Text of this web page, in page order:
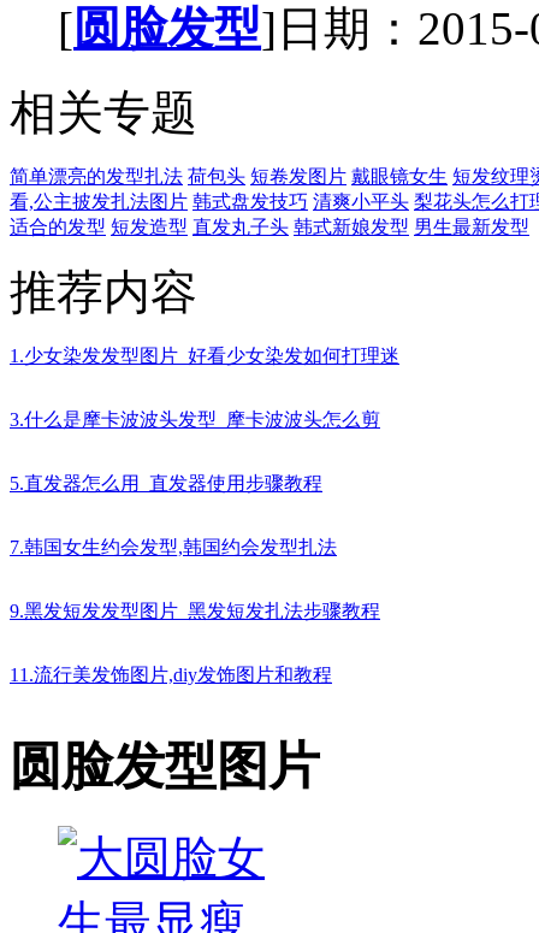
[圆脸发型]日期：2015-
相关专题
简单漂亮的发型扎法 荷包头 短卷发图片 戴眼镜女生 短发纹理
看,公主披发扎法图片 韩式盘发技巧 清爽小平头 梨花头怎么打
适合的发型 短发造型 直发丸子头 韩式新娘发型 男生最新发型
推荐内容
1.少女染发发型图片_好看少女染发如何打理迷
3.什么是摩卡波波头发型_摩卡波波头怎么剪
5.直发器怎么用_直发器使用步骤教程
7.韩国女生约会发型,韩国约会发型扎法
9.黑发短发发型图片_黑发短发扎法步骤教程
11.流行美发饰图片,diy发饰图片和教程
圆脸发型图片